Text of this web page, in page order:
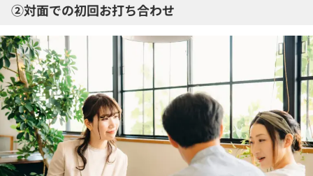
②対面での初回お打ち合わせ